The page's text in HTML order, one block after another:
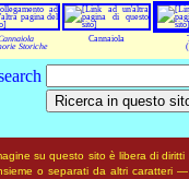
Storiche
Cannaiola
su questo sito è libera di
o separati da altri caratteri